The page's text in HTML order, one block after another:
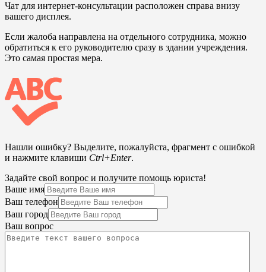
Чат для интернет-консультации расположен справа внизу
вашего дисплея.
Если жалоба направлена на отдельного сотрудника, можно
обратиться к его руководителю сразу в здании учреждения.
Это самая простая мера.
Нашли ошибку? Выделите, пожалуйста, фрагмент с ошибкой
и нажмите клавиши Ctrl+Enter.
Задайте свой вопрос и получите помощь юриста!
Ваше имя
Ваш телефон
Ваш город
Ваш вопрос